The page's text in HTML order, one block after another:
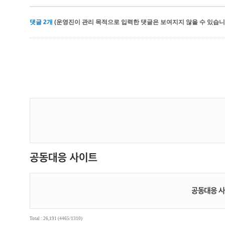
댓글 2개 (운영진이 관리 목적으로 입력한 댓글은 보여지지 않을 수 있습
Total : 26,191 (4465/1310)